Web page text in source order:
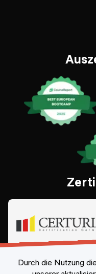
Durch die Nutzung